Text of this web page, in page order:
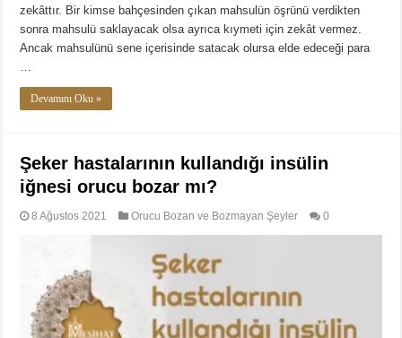
zekâttır. Bir kimse bahçesinden çıkan mahsulün öşrünü verdikten
sonra mahsulü saklayacak olsa ayrıca kıymeti için zekât vermez.
Ancak mahsulünü sene içerisinde satacak olursa elde edeceği para
…
Devamını Oku »
Şeker hastalarının kullandığı insülin
iğnesi orucu bozar mı?
8 Ağustos 2021 Orucu Bozan ve Bozmayan Şeyler 0